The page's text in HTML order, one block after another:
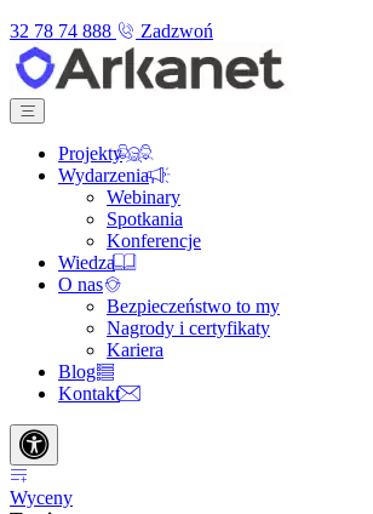
32 78 74 888
Zadzwoń
Projekty
Wydarzenia
Webinary
Spotkania
Konferencje
Wiedza
O nas
Bezpieczeństwo to my
Nagrody i certyfikaty
Kariera
Blog
Kontakt
Wyceny